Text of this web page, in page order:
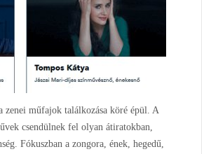
zenei műfajok találkozása köré épül. A
csendülnek fel olyan átiratokban,
Fókuszban a zongora, ének, hegedű,